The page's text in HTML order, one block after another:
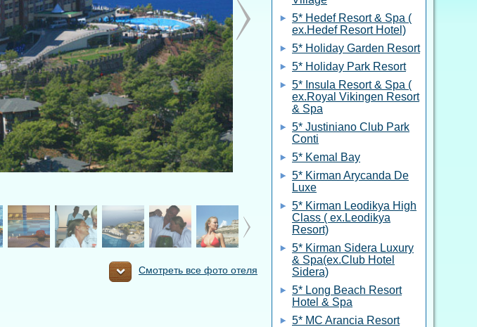
Смотреть все фото отеля
5* Hedef Resort & Spa (
ex.Hedef Resort Hotel)
5* Holiday Garden Resort
5* Holiday Park Resort
5* Insula Resort & Spa (
ex.Royal Vikingen Resort
& Spa
5* Justiniano Club Park
Conti
5* Kemal Bay
5* Kirman Arycanda De
Luxe
5* Kirman Leodikya High
Class ( ex.Leodikya
Resort)
5* Kirman Sidera Luxury
& Spa(ex.Club Hotel
Sidera)
5* Long Beach Resort
Hotel & Spa
5* MC Arancia Resort